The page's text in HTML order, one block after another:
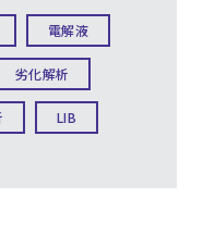
電解液
劣化解析
LIB